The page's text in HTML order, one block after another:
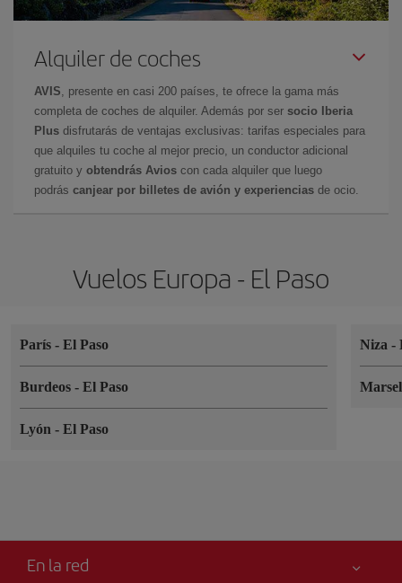
Alquiler de coches
AVIS , presente en casi 200 países, te ofrece la gama más
completa de coches de alquiler. Además por ser socio Iberia
Plus disfrutarás de ventajas exclusivas: tarifas especiales para
que alquiles tu coche al mejor precio, un conductor adicional
gratuito y obtendrás Avios con cada alquiler que luego
podrás canjear por billetes de avión y experiencias de ocio.
Vuelos Europa - El Paso
París - El Paso
Burdeos - El Paso
Lyón - El Paso
Niza-
En la red